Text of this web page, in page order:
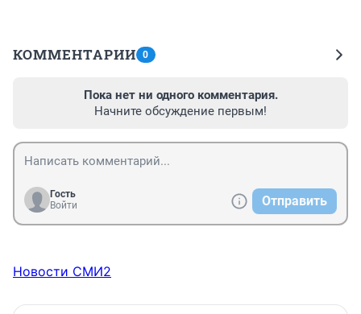
КОММЕНТАРИИ 0
Пока нет ни одного комментария.
Начните обсуждение первым!
Гость
Войти
Отправить
Новости СМИ2